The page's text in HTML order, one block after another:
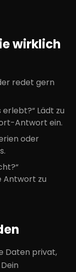
wirklich
redet gern
Lädt zu
Antwort ein.
oder
Antwort zu
Daten privat,